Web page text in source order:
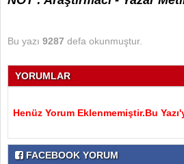
Bu yazı 9287 defa okunmuştur.
YORUMLAR
Henüz Yorum Eklenmemiştir.Bu
FACEBOOK YORUM